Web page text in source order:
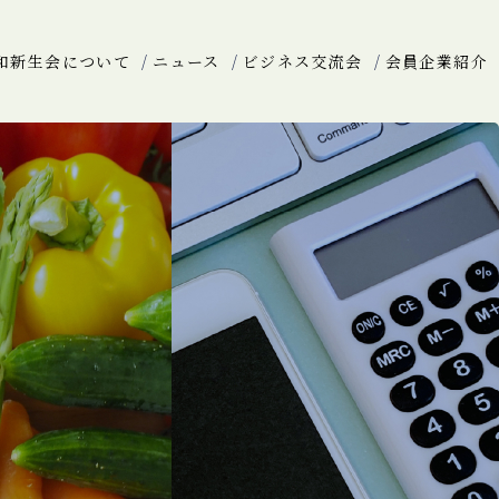
新生会について ニュース ビジネス交流会 会員企業紹介